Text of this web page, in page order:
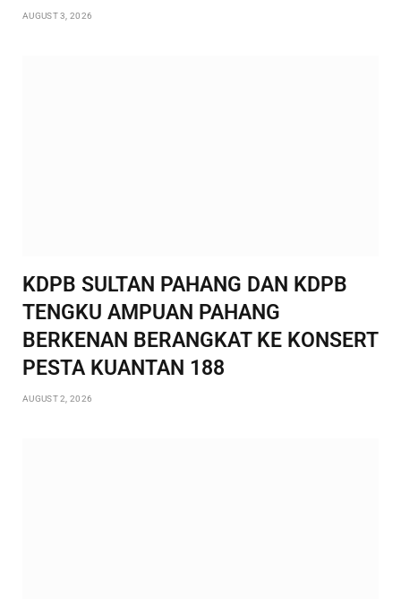
AUGUST 3, 2026
KDPB SULTAN PAHANG DAN KDPB
TENGKU AMPUAN PAHANG
BERKENAN BERANGKAT KE KONSERT
PESTA KUANTAN 188
AUGUST 2, 2026